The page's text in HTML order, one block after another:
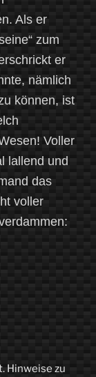
Als er
zum
er
nämlich
können, ist
Voller
lallend und
das
voller
Hinweise zu